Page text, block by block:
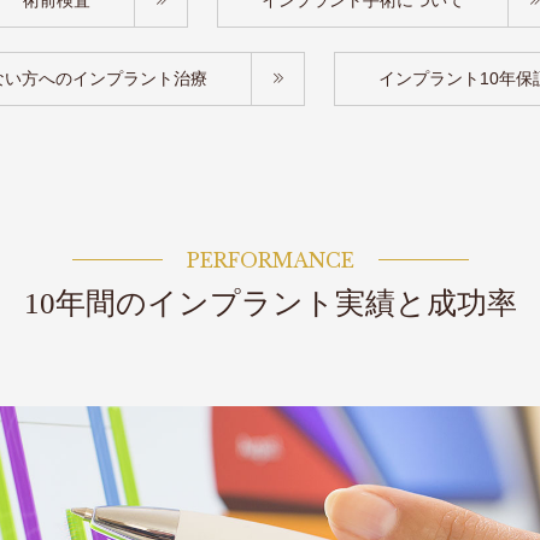
い方へのインプラント治療 インプラント10年保
PERFORMANCE
10年間のインプラント実績と成功率